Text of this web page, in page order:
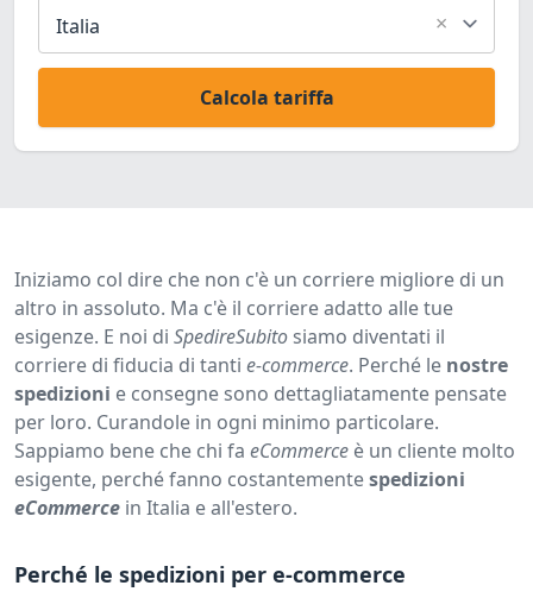
Italia ×
Calcola tariffa
Iniziamo col dire che non c'è un corriere migliore di un
altro in assoluto. Ma c'è il corriere adatto alle tue
esigenze. E noi di SpedireSubito siamo diventati il
corriere di fiducia di tanti e-commerce. Perché le nostre
spedizioni e consegne sono dettagliatamente pensate
per loro. Curandole in ogni minimo particolare.
Sappiamo bene che chi fa eCommerce è un cliente molto
esigente, perché fanno costantementespedizioni
eCommerce in Italia e all'estero.
Perché le spedizioni per e-commerce